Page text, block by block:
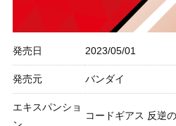
発売日 2023/05/01
発売元 バンダイ
エキスパンショ
コードギアス 反逆